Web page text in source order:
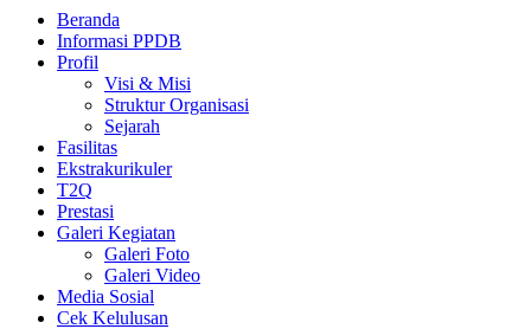
Beranda
Informasi PPDB
Profil
Visi & Misi
Struktur Organisasi
Sejarah
Fasilitas
Ekstrakurikuler
T2Q
Prestasi
Galeri Kegiatan
Galeri Foto
Galeri Video
Media Sosial
Cek Kelulusan